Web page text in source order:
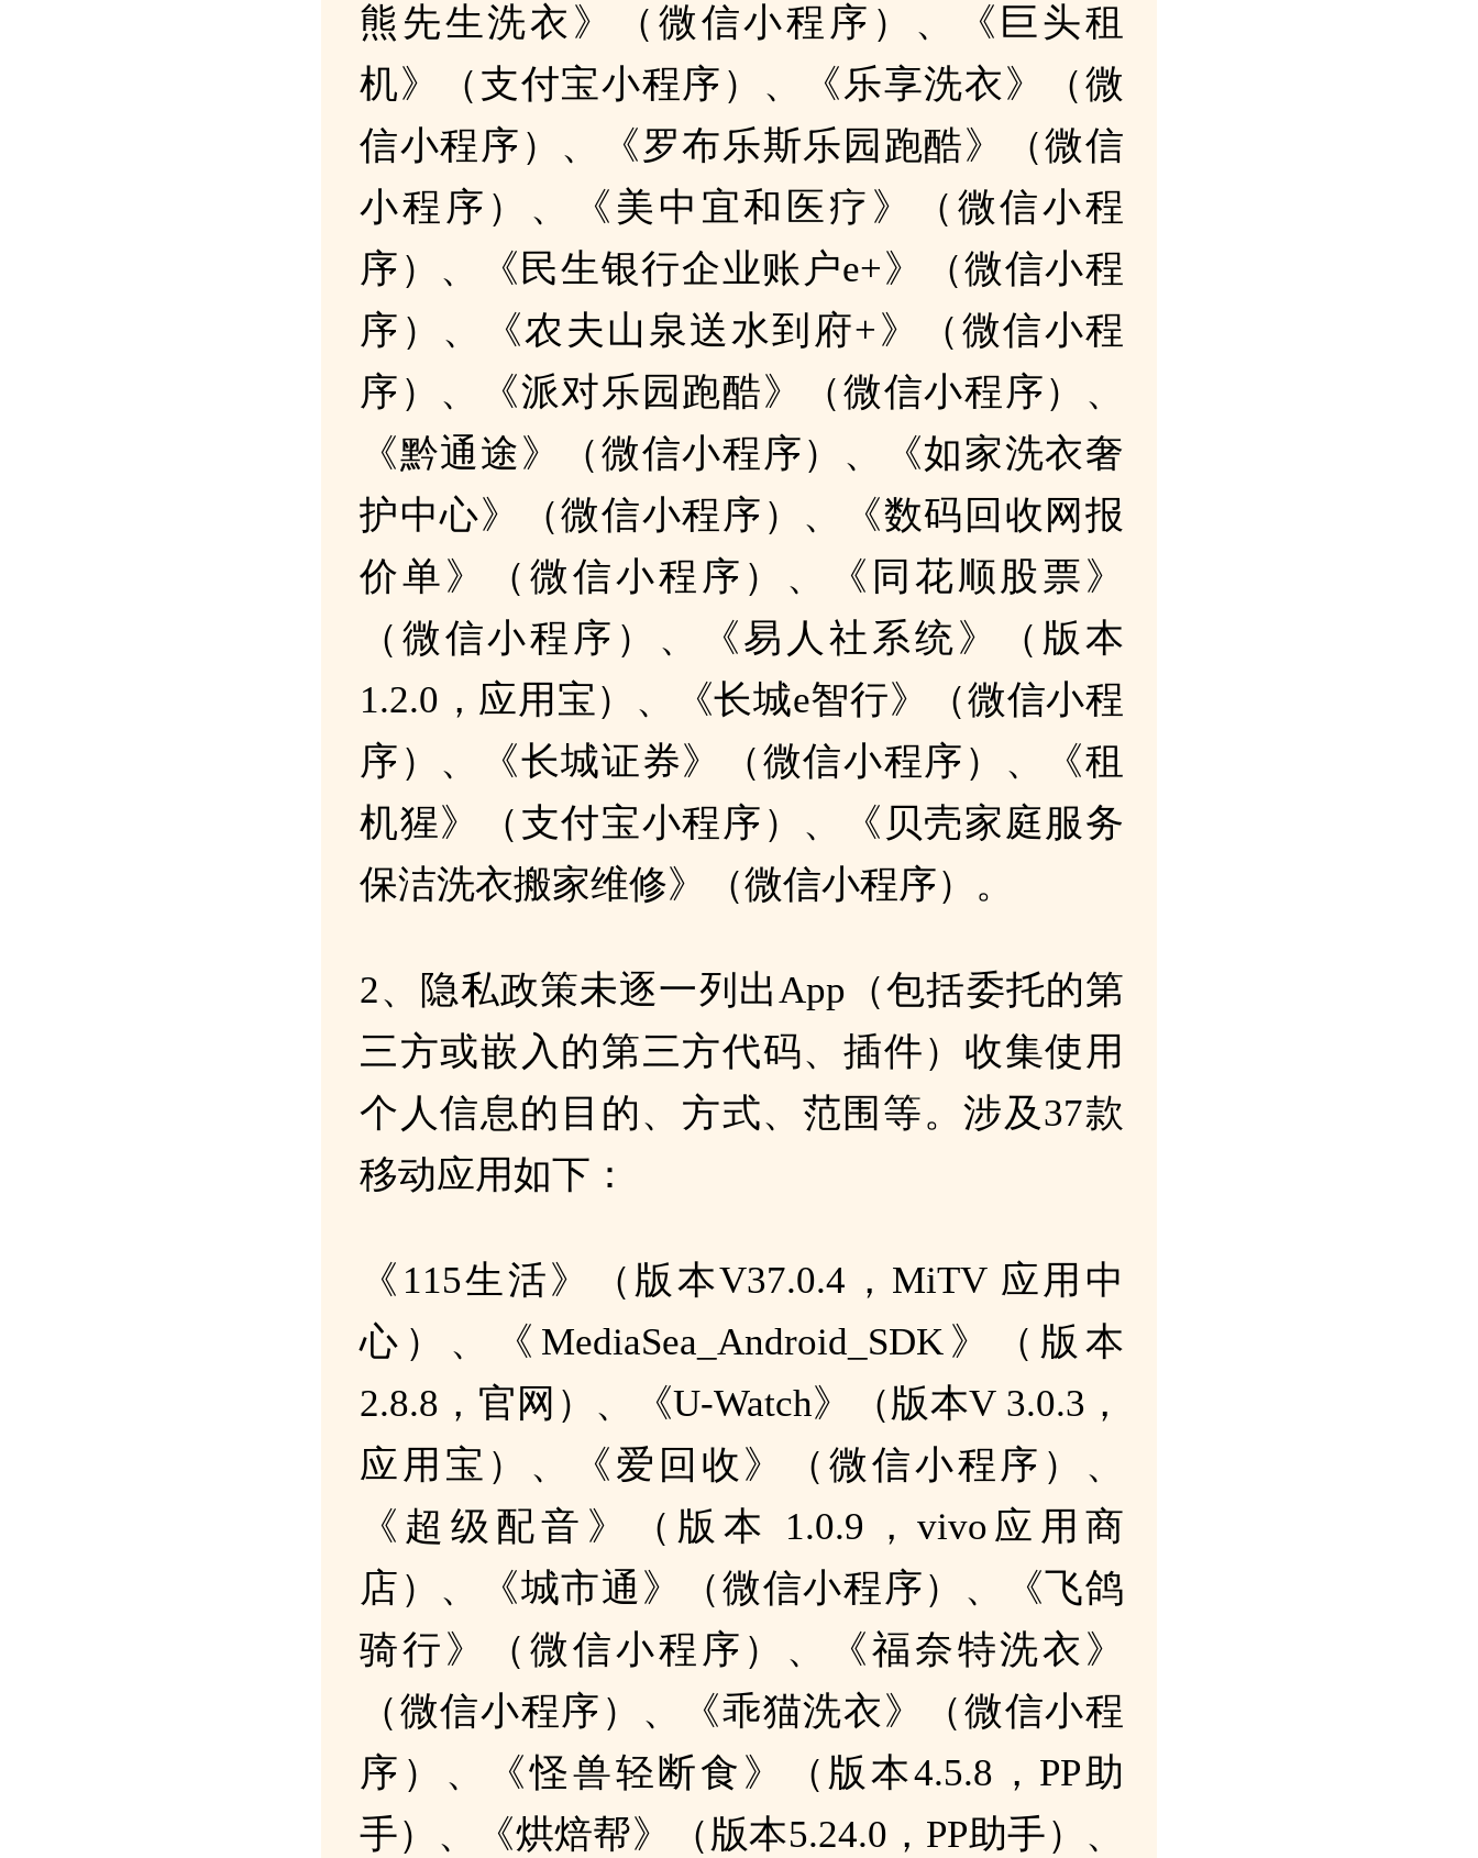
熊先生洗衣》（微信小程序）、《巨头租
机》（支付宝小程序）、《乐享洗衣》（微
信小程序）、《罗布乐斯乐园跑酷》（微信
小程序）、《美中宜和医疗》（微信小程
序）、《民生银行企业账户e+》（微信小程
序）、《农夫山泉送水到府+》（微信小程
序）、《派对乐园跑酷》（微信小程序）、
《黔通途》（微信小程序）、《如家洗衣奢
护中心》（微信小程序）、《数码回收网报
价单》（微信小程序）、《同花顺股票》
（微信小程序）、《易人社系统》（版本
1.2.0，应用宝）、《长城e智行》（微信小程
序）、《长城证券》（微信小程序）、《租
机猩》（支付宝小程序）、《贝壳家庭服务
保洁洗衣搬家维修》（微信小程序）。
2、隐私政策未逐一列出App（包括委托的第
三方或嵌入的第三方代码、插件）收集使用
个人信息的目的、方式、范围等。涉及37款
移动应用如下：
《115生活》（版本V37.0.4，MiTV 应用中
心）、《MediaSea_Android_SDK》（版本
2.8.8，官网）、《U-Watch》（版本V 3.0.3，
应用宝）、《爱回收》（微信小程序）、
《超级配音》（版本 1.0.9，vivo应用商
店）、《城市通》（微信小程序）、《飞鸽
骑行》（微信小程序）、《福奈特洗衣》
（微信小程序）、《乖猫洗衣》（微信小程
序）、《怪兽轻断食》（版本4.5.8，PP助
手）、《烘焙帮》（版本5.24.0，PP助手）、